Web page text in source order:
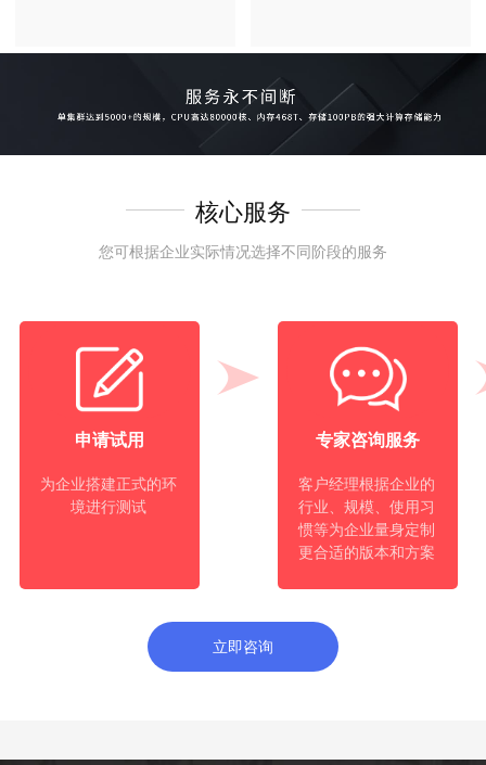
约 可查看公司
可将日历共享给
所有已发送的邮
件 各客户端均
可自动保存
核心服务
您可根据企业实际情况选择不同阶段的服务
申请试用
为企业搭建正式的环
境进行测试
专家咨询服务
客户经理根据企业的
行业、规模、使用习
惯等为企业量身定制
更合适的版本和方案
立即咨询